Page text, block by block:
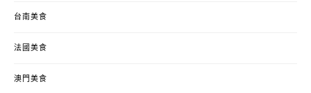
台南美食
法國美食
澳門美食